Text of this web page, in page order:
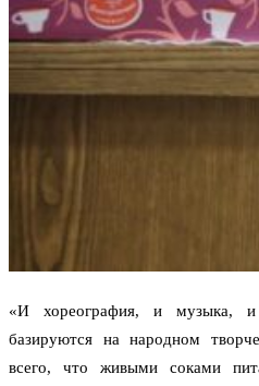
«И хореография, и музыка, и
базируются на народном
всего, что живыми соками